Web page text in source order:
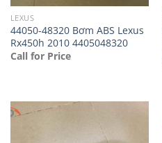
LEXUS
44050-48320 Bơm ABS Lexus
Rx450h 2010 4405048320
Call for Price